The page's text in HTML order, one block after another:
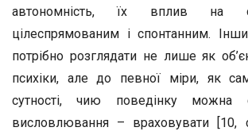
автономність, їх вплив на
цілеспрямованим і спонтанним.
потрібно розглядати не лише як
психіки, але до певної міри, як
сутності, чию поведінку можна
висловлювання – враховувати